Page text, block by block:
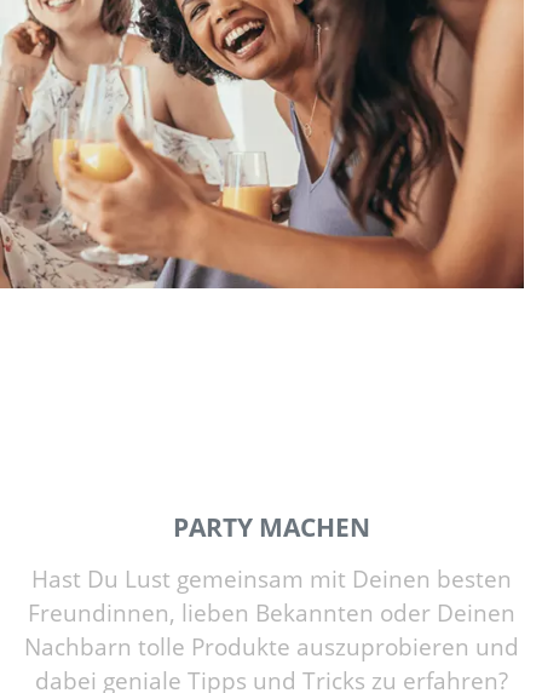
PARTY MACHEN
Hast Du Lust gemeinsam mit Deinen besten
Freundinnen, lieben Bekannten oder Deinen
Nachbarn tolle Produkte auszuprobieren und
dabei geniale Tipps und Tricks zu erfahren?